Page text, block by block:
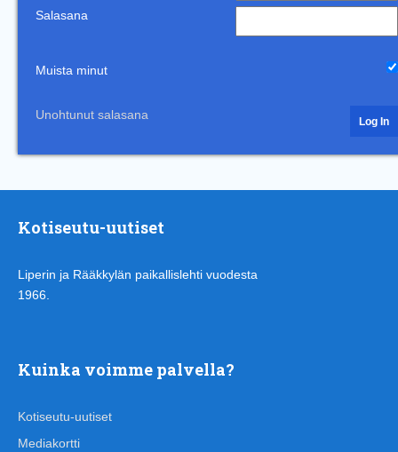
Salasana
Muista minut
Unohtunut salasana
Kotiseutu-uutiset
Liperin ja Rääkkylän paikallislehti vuodesta
1966.
Kuinka voimme palvella?
Kotiseutu-uutiset
Mediakortti